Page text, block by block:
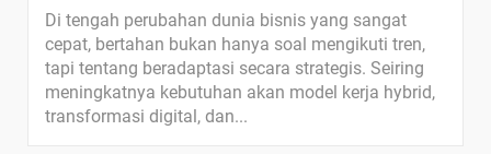
Di tengah perubahan dunia bisnis yang sangat
cepat, bertahan bukan hanya soal mengikuti tren,
tapi tentang beradaptasi secara strategis. Seiring
meningkatnya kebutuhan akan model kerja hybrid,
transformasi digital, dan...